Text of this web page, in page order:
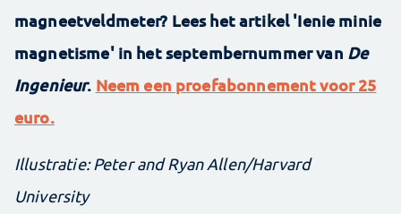
magneetveldmeter? Lees het artikel 'Ienie minie
magnetisme' in het septembernummer van De
Ingenieur. Neem een proefabonnement voor 25
euro.
Illustratie: Peter and Ryan Allen/Harvard
University